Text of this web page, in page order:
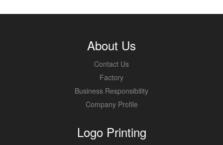
About Us
Contact Us
Factory
Business Responsibility
Company Profile
Logo Printing